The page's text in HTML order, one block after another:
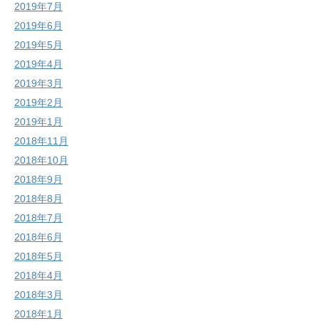
2019年7月
2019年6月
2019年5月
2019年4月
2019年3月
2019年2月
2019年1月
2018年11月
2018年10月
2018年9月
2018年8月
2018年7月
2018年6月
2018年5月
2018年4月
2018年3月
2018年1月